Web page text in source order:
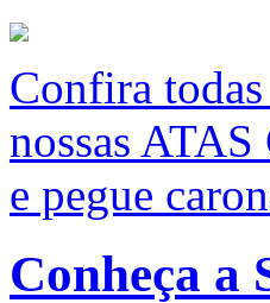
Confira todas
nossas ATAS
e pegue
Conheça a